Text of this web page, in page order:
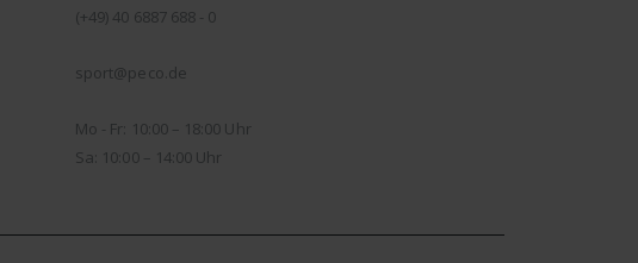
(+49) 40 6887 688 - 0
sport@peco.de
Mo - Fr: 10:00 – 18:00 Uhr
Sa: 10:00 – 14:00 Uhr